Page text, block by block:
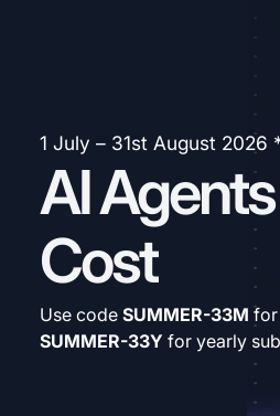
1 July – 31st August 2026
AI
Cost
Use code SUMMER-33M for
SUMMER-33Y for yearly